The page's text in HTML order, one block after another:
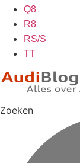
Q8
R8
RS/S
TT
Zoeken